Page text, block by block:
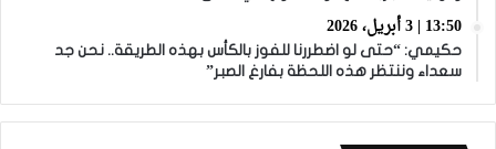
13:50 | 3 أبريل، 2026
حكيمي: “حتى لو اضطررنا للفوز بالكأس بهذه الطريقة.. نحن جد
سعداء وننتظر هذه اللحظة بفارغ الصبر”